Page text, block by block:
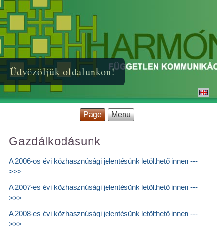
Üdvözöljük oldalunkon!
Page Menu
Gazdálkodásunk
A 2006-os évi közhasznúsági jelentésünk letölthető innen ---
>>>
A 2007-es évi közhasznúsági jelentésünk letölthető innen ---
>>>
A 2008-es évi közhasznúsági jelentésünk letölthető innen ---
>>>